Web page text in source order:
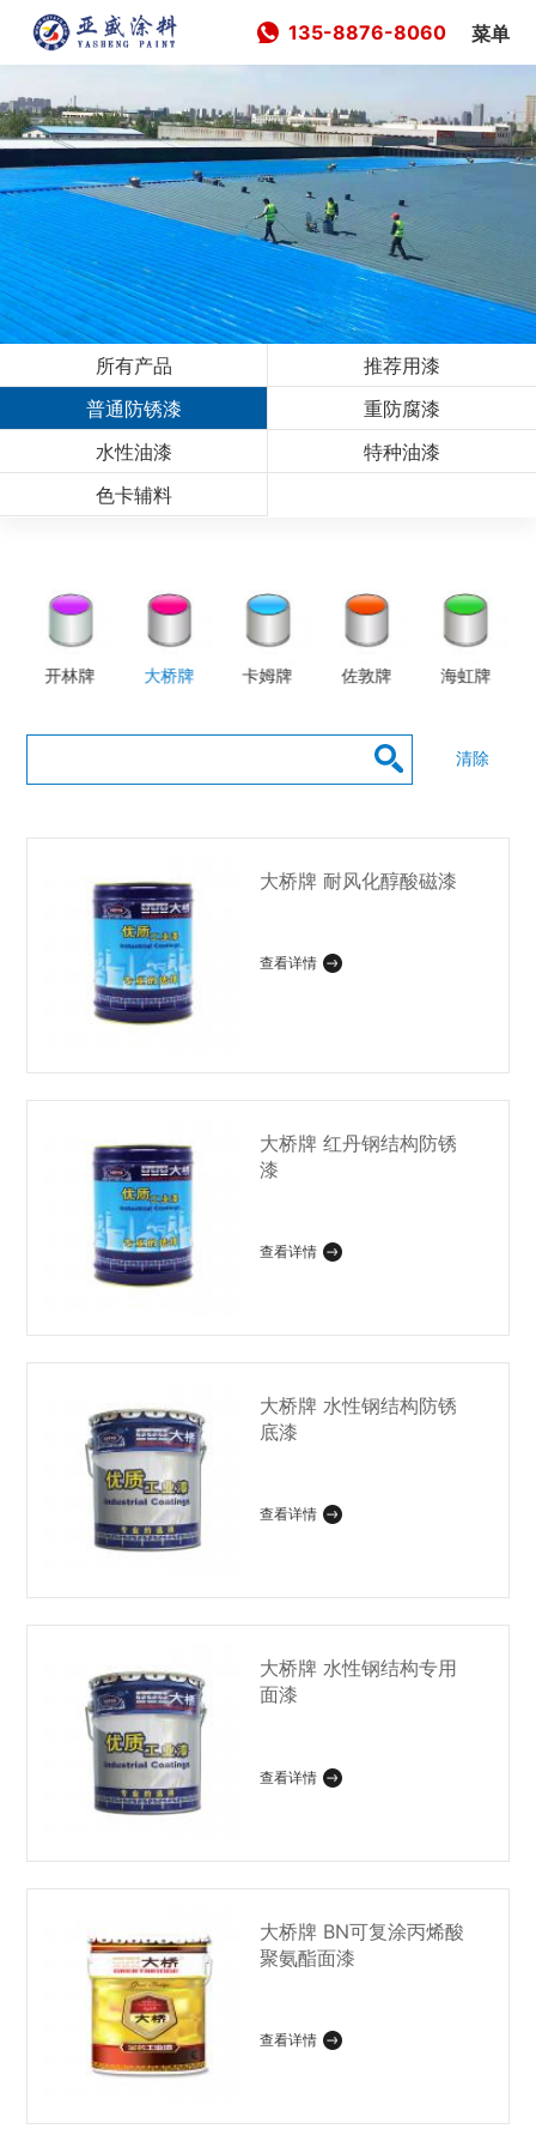
135-8876-8060 菜单
所有产品
推荐用漆
普通防锈漆
重防腐漆
水性油漆
特种油漆
色卡辅料
开林牌 大桥牌 卡姆牌 佐敦牌 海虹牌
清除
大桥牌 耐风化醇酸磁漆
查看详情
大桥牌 红丹钢结构防锈
漆
查看详情
大桥牌 水性钢结构防锈
底漆
查看详情
大桥牌 水性钢结构专用
面漆
查看详情
大桥牌 BN可复涂丙烯酸
聚氨酯面漆
查看详情